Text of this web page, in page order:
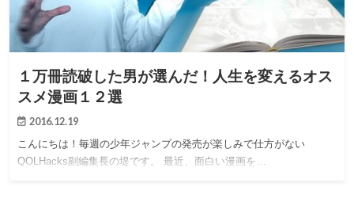
１万冊読破した男が選んだ！人生を変えるオス
スメ漫画１２選
2016.12.19
こんにちは！毎週の少年ジャンプの発売が楽しみで仕方がない
QOLHacks副編集長の堤です。 最近、面白い漫画を…